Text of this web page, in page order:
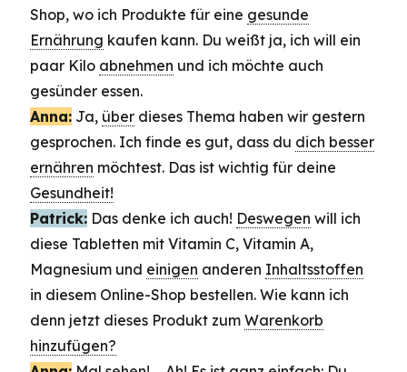
Shop, wo ich Produkte für eine gesunde
Ernährung kaufen kann. Du weißt ja, ich will ein
paar Kilo abnehmen und ich möchte auch
gesünder essen.
Anna: Ja, über dieses Thema haben wir gestern
gesprochen. Ich finde es gut, dass du dich besser
ernähren möchtest. Das ist wichtig für deine
Gesundheit!
Patrick: Das denke ich auch! Deswegen will ich
diese Tabletten mit Vitamin C, Vitamin A,
Magnesium und einigen anderen Inhaltsstoffen
in diesem Online-Shop bestellen. Wie kann ich
denn jetzt dieses Produkt zum Warenkorb
hinzufügen?